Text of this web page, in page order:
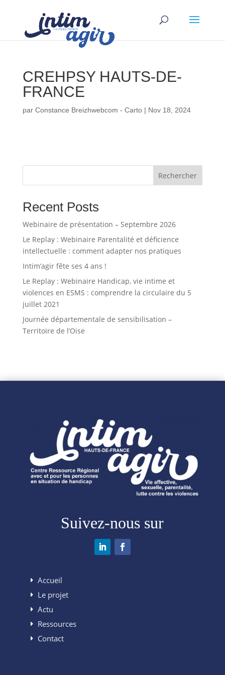
CREHPSY HAUTS-DE-
FRANCE
par Constance Breizhwebcom - Carto| Nov 18, 2024
Rechercher
Recent Posts
Webinaire de présentation – Septembre 2026
Le Replay : Webinaire Parentalité et déficience
intellectuelle : comment adapter nos pratiques
Intim’agir fête ses 4 ans !
Le Replay : Webinaire Handicap, vie intime et
violences en ESMS : comprendre la circulaire du 5
juillet 2021
Journée départementale de sensibilisation –
Territoire de l’Oise
Suivez-nous sur
Accueil
Le projet
Actu
Ressources
Contact